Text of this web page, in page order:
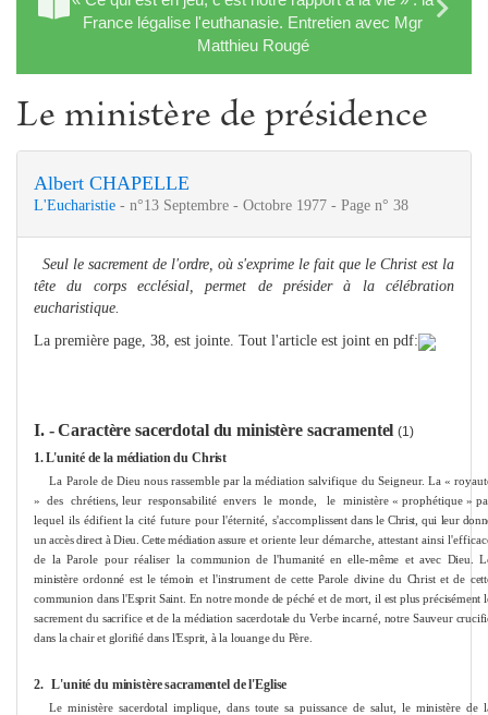
France légalise l'euthanasie. Entretien avec Mgr
Matthieu Rougé
Le ministère de présidence
Albert CHAPELLE
L'Eucharistie - n°13 Septembre - Octobre 1977 - Page n° 38
Seul le sacrement de l'ordre, où s'exprime le fait que le Christ est la
tête du corps ecclésial, permet de présider à la célébration
eucharistique.
La première page, 38, est jointe. Tout l'article est joint en pdf:
I. - Caractère sacerdotal du ministère sacramentel(1)
1.L'unité de la médiation du Christ
La Parole de Dieu nous rassemble par la médiation salvifique du Seigneur. La «
»
des chrétiens, leur responsabilité envers le monde, le
ministère « prophétique »
lequel ils édifient la cité future pour l'éternité, s'accomplis­sent dans le Christ, qui leur
un accès direct à Dieu. Cette médiation assure et oriente leur démarche, attestant ainsi
de la Parole pour réaliser lacommunion de l'humanité en elle-même et avec Dieu.
ministère ordonné est le témoin et l'instrument de cette Parole divine du Christ et de
communion dans l'Esprit Saint. En notre monde de péché et de mort, il est plus précisément
sacrement du sacrifice et de la médiation sacerdotale du Verbe incarné, notre Sauveur
dans la chair et glorifié dans l'Esprit, à la louange du Père.
2. L'unité du ministère sacramentel de l'Eglise
Le ministère sacerdotal implique, dans toute sa puissance de salut, le minis­tère de